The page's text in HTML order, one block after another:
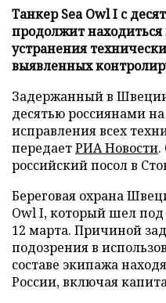
Танкер Sea Owl I с
продолжит
устранения
выявленных
Задержанный в
десятью россиянами на
исправления всех
передаетРИА Новости.
российский посол в
Береговая охрана
Owl I, который шел
12 марта. Причиной
подозрения в
составе экипажа
России, включая